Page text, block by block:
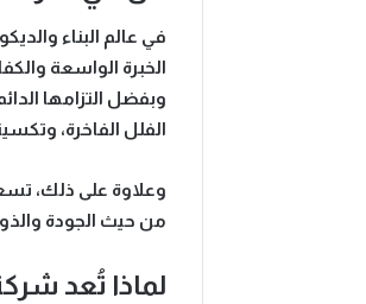
في عالم البناء
الخبرة الواسعة و
وبفضل التزامها
الفلل الفاخرة،
وعلاوة على ذلك،
من حيث الجودة
لماذا تُعد